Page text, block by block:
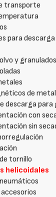
transporte
para
y granulados
de
descarga para
con
sin
tornillo
helicoidales